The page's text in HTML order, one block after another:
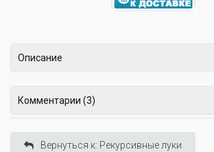
Описание
Комментарии (3)
Вернуться к: Рекурсивные луки